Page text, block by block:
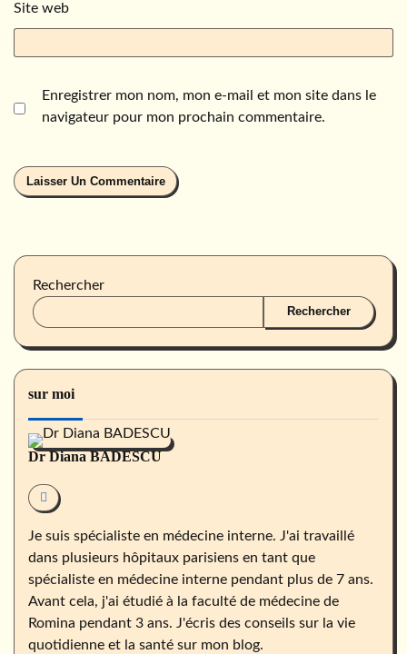
Site web
Enregistrer mon nom, mon e-mail et mon site dans le
navigateur pour mon prochain commentaire.
Rechercher
Rechercher
sur moi
Dr Diana BADESCU
Je suis spécialiste en médecine interne. J'ai travaillé
dans plusieurs hôpitaux parisiens en tant que
spécialiste en médecine interne pendant plus de 7 ans.
Avant cela, j'ai étudié à la faculté de médecine de
Romina pendant 3 ans. J'écris des conseils sur la vie
quotidienne et la santé sur mon blog.